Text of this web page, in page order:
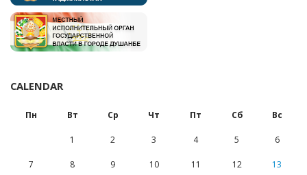
CALENDAR
Пн Вт Ср Чт Пт Сб Вс
1 2 3 4 5 6
7 8 9 10 11 12 13